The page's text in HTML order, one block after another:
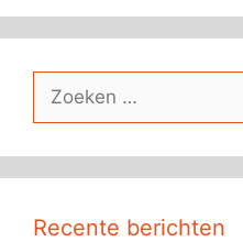
naar:
Recente berichten